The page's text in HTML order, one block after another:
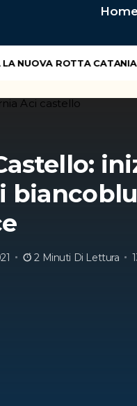
ROTTA CATANIA –
2 Minuti Di Lettura